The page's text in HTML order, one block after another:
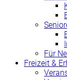
Für
Freizeit &